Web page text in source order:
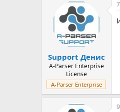
Support Денис
A-Parser Enterprise
License
A-Parser Enterprise